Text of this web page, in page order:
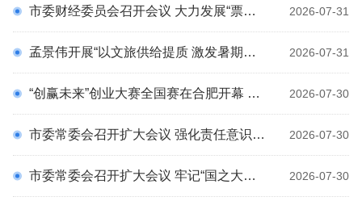
2026-07-31
市委财经委员会召开会议 大力发展“票根经济” 持续激发消费活力 孟景伟主持会议
2026-07-31
孟景伟开展“以文旅供给提质 激发暑期消费活力” 专题调研时强调 文化引客服务宠客业态留客 努力把“文旅流量”转化为“消费增量”
2026-07-30
“创赢未来”创业大赛全国赛在合肥开幕 王晓萍讲话并宣布开幕 梁言顺致辞 王清宪出席
2026-07-30
市委常委会召开扩大会议 强化责任意识协同意识创新意识质效意识 全力奋战三季度决胜下半年 孟景伟主持并讲话 张君毅周东明花家红廖强出席
2026-07-30
市委常委会召开扩大会议 牢记“国之大者” 严守底线红线 以最坚决的态度最有力的举措抓好问题整改 孟景伟主持 张君毅周东明花家红廖强出席